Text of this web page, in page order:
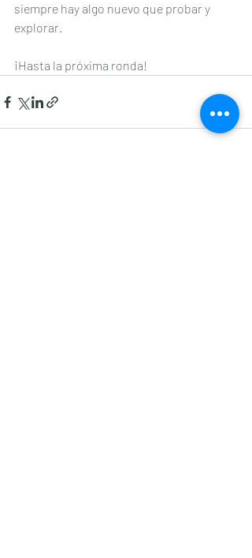
siempre hay algo nuevo que probar y
explorar.
¡Hasta la próxima ronda!